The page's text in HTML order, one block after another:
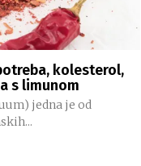
kolesterol,
s limunom
jedna je od